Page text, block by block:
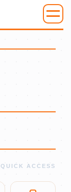
QUICK ACCESS